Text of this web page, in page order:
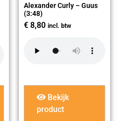
Alexander Curly – Guus
(3:48)
€ 8,80 incl. btw
Bekijk
product